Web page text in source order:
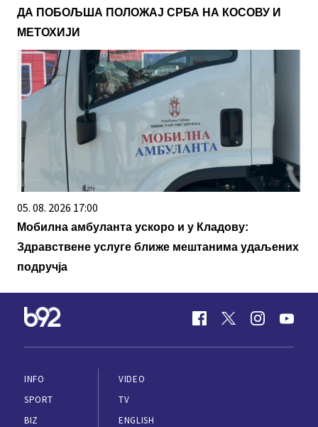
ДА ПОБОЉША ПОЛОЖАЈ СРБА НА КОСОВУ И
МЕТОХИЈИ
05. 08. 2026 17:00
Мобилна амбуланта ускоро и у Кладову:
Здравствене услуге ближе мештанима удаљених
подручја
INFO
SPORT
BIZ
VIDEO
TV
ENGLISH